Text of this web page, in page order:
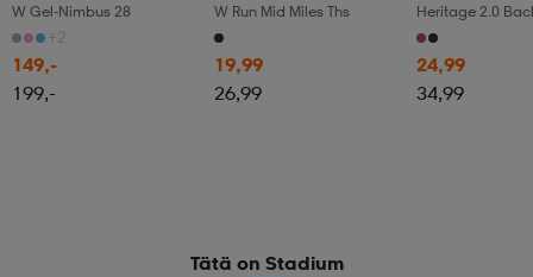
W Gel-Nimbus 28
+2
149,-
199,-
W Run Mid Miles Ths
19,99
26,99
Heritage 2.0
(23l)
24,99
34,99
Tätä on Stadium